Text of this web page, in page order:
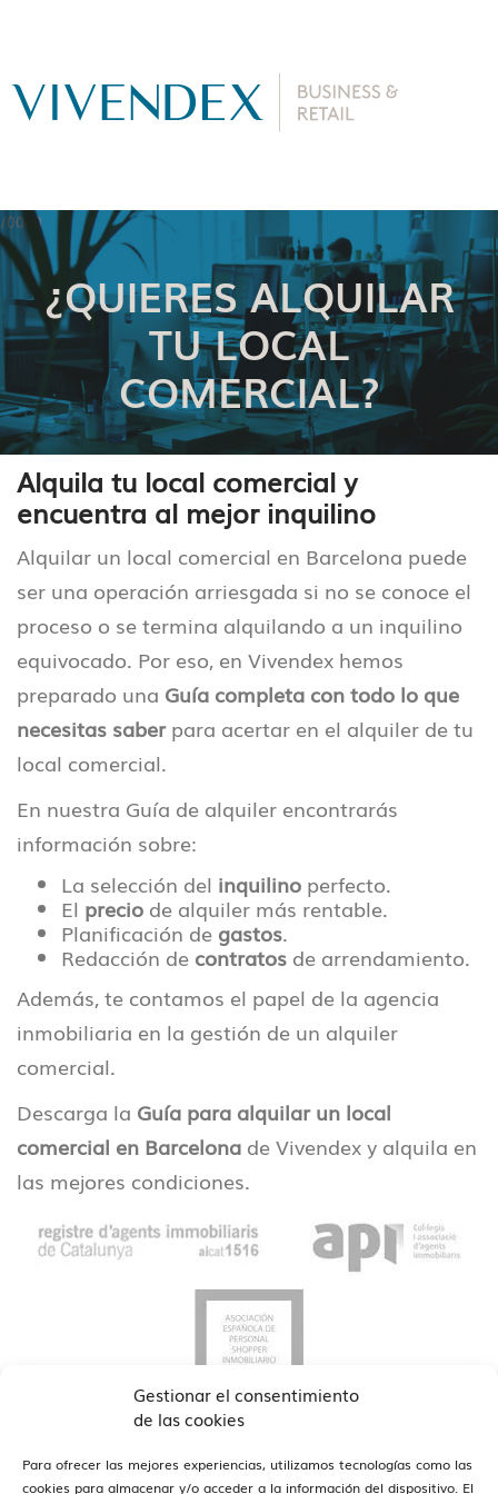
Gestionar el consentimiento
de las cookies
Para ofrecer las mejores experiencias, utilizamos tecnologías como las
cookies para almacenar y/o acceder a la información del dispositivo. El
¿QUIERES ALQUILAR
TU LOCAL
COMERCIAL?
Alquila tu local comercial y
encuentra al mejor inquilino
Alquilar un local comercial en Barcelona puede
ser una operación arriesgada si no se conoce el
proceso o se termina alquilando a un inquilino
equivocado. Por eso, en Vivendex hemos
preparado una Guía completa con todo lo que
necesitas saberpara acertar en el alquiler de tu
local comercial.
En nuestra Guía de alquiler encontrarás
información sobre:
La selección del inquilino perfecto.
El precio de alquiler más rentable.
Planificación de gastos.
Redacción de contratos de arrendamiento.
Además, te contamos el papel de la agencia
inmobiliaria en la gestión de un alquiler
comercial.
Descarga la Guía para alquilar un local
comercial en Barcelona de Vivendex y alquila en
las mejores condiciones.